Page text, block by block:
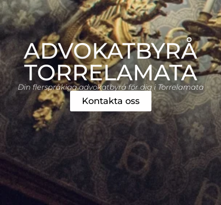
ADVOKATBYRÅ
TORRELAMATA
Din flerspråkiga advokatbyrå för dig i Torrelamata
Kontakta oss